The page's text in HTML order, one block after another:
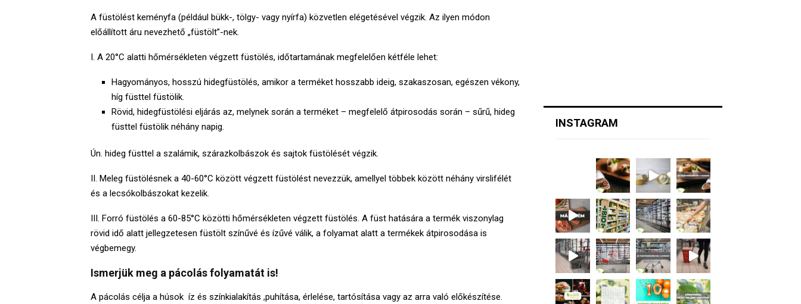
A füstölést keményfa (például bükk-, tölgy- vagy nyírfa) közvetlen elégetésével végzik. Az ilyen módon
előállított áru nevezhető „füstölt”-nek.
I. A 20°C alatti hőmérsékleten végzett füstölés, időtartamának megfelelően kétféle lehet:
Hagyományos, hosszú hidegfüstölés, amikor a terméket hosszabb ideig, szakaszosan, egészen vékony,
híg füsttel füstölik.
Rövid, hidegfüstölési eljárás az, melynek során a terméket – megfelelő átpirosodás során – sűrű, hideg
füsttel füstölik néhány napig.
Ún. hideg füsttel a szalámik, szárazkolbászok és sajtok füstölését végzik.
II. Meleg füstölésnek a 40-60°C között végzett füstölést nevezzük, amellyel többek között néhány virslifélét
és a lecsókolbászokat kezelik.
III. Forró füstölés a 60-85°C közötti hőmérsékleten végzett füstölés. A füst hatására a termék viszonylag
rövid idő alatt jellegzetesen füstölt színűvé és ízűvé válik, a folyamat alatt a termékek átpirosodása is
végbemegy.
Ismerjük meg a pácolás folyamatát is!
A pácolás célja a húsok íz és színkialakítás ,puhítása, érlelése, tartósítása vagy az arra való előkészítése.
INSTAGRAM